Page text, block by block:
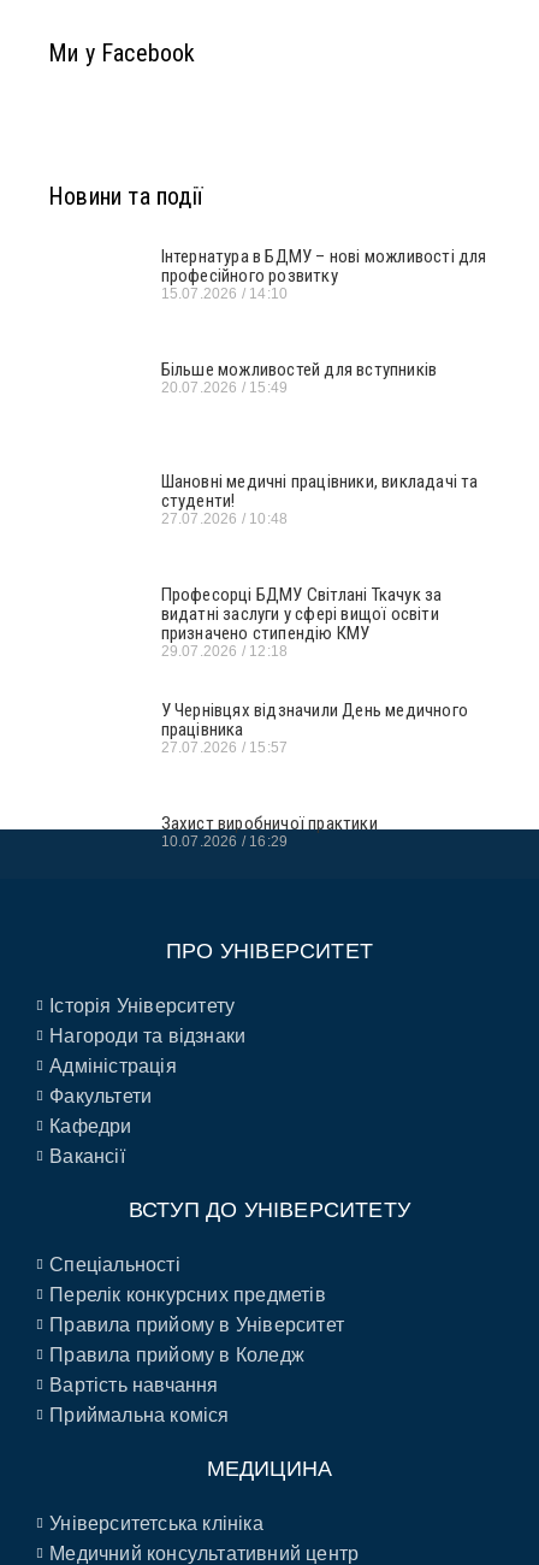
Ми у Facebook
Новини та події
Інтернатура в БДМУ – нові можливості для
професійного розвитку
15.07.2026 14:10
Більше можливостей для вступників
20.07.2026 15:49
Шановні медичні працівники, викладачі та
студенти!
27.07.2026 10:48
Професорці БДМУ Світлані Ткачук за
видатні заслуги у сфері вищої освіти
призначено стипендію КМУ
29.07.2026 12:18
У Чернівцях відзначили День медичного
працівника
27.07.2026 15:57
Захист виробничої практики
10.07.2026 16:29
ПРО УНІВЕРСИТЕТ
Історія Університету
Нагороди та відзнаки
Адміністрація
Факультети
Кафедри
Вакансії
ВСТУП ДО УНІВЕРСИТЕТУ
Спеціальності
Перелік конкурсних предметів
Правила прийому в Університет
Правила прийому в Коледж
Вартість навчання
Приймальна коміся
МЕДИЦИНА
Університетська клініка
Медичний консультативний центр